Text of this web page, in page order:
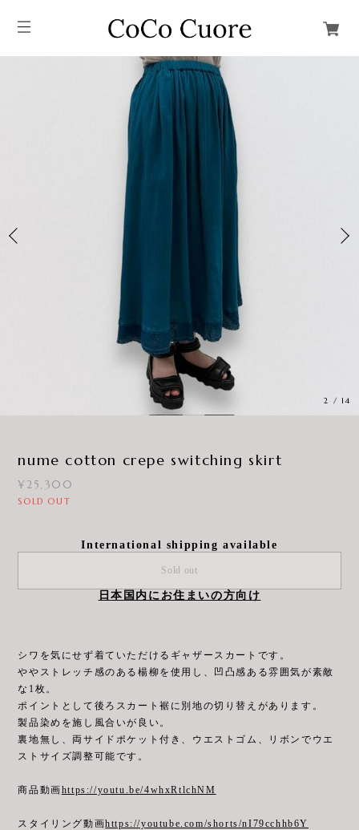
3 / 14
nume cotton crepe switching skirt
¥25,300
SOLD OUT
International shipping available
Sold out
日本国内にお住まいの方向け
シワを気にせず着ていただけるギャザースカートです。
ややストレッチ感のある楊柳を使用し、凹凸感ある雰囲気が素敵
な1枚。
ポイントとして後ろスカート裾に別地の切り替えがあります。
製品染めを施し風合いが良い。
裏地無し、両サイドポケット付き、ウエストゴム、リボンでウエ
ストサイズ調整可能です。
商品動画https://youtu.be/4whxRtlchNM
スタイリング動画https://youtube.com/shorts/nI79cchhb6Y